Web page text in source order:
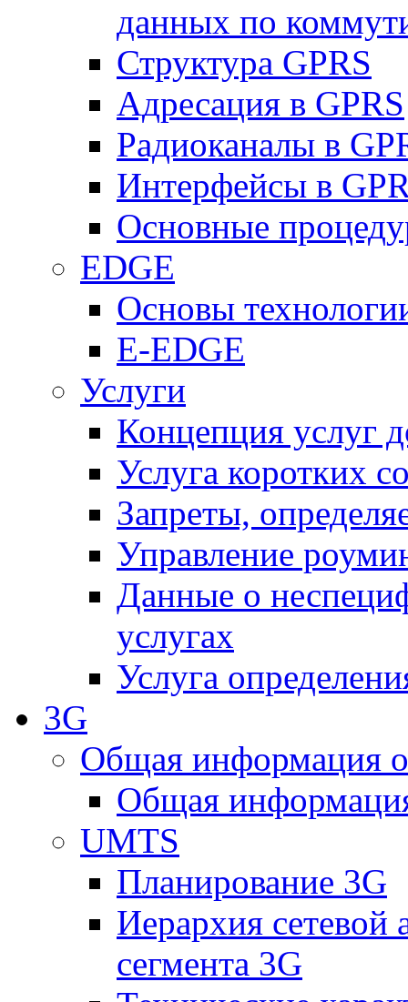
данных по
Структура GPRS
Адресация в GPRS
Радиоканалы в
Интерфейсы в
Основные
EDGE
Основы
E-EDGE
Услуги
Концепция услуг
Услуга коротких
Запреты,
Управление
Данные о
услугах
Услуга
3G
Общая информация
Общая
UMTS
Планирование 3G
Иерархия сетевой
сегмента 3G